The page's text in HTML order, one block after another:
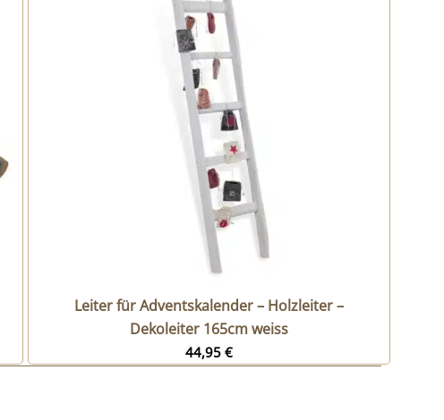
Leiter für Adventskalender – Holzleiter –
Dekoleiter 165cm weiss
44,95€